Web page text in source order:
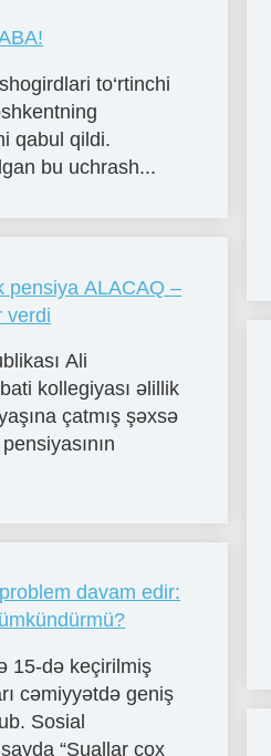
to‘rtinchi
qabul qildi.
bu uchrash...
pensiya ALACAQ –
verdi
Ali
kollegiyası əlillik
çatmış şəxsə
davam edir:
15-də keçirilmiş
cəmiyyətdə geniş
Sosial
“Suallar çox